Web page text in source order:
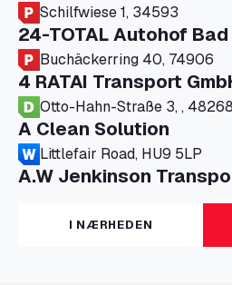
Schilfwiese 1, 34593
24-TOTAL Autohof
Buchäckerring 40, 74906
4 RATAI Transport
Otto-Hahn-Straße 3, , 48268
A Clean Solution
Littlefair Road, HU9 5LP
A.W Jenkinson
Progress House, ME11
A+G Nettetal - Depot
Am Panneschopp 7, 41334
I NÆRHEDEN